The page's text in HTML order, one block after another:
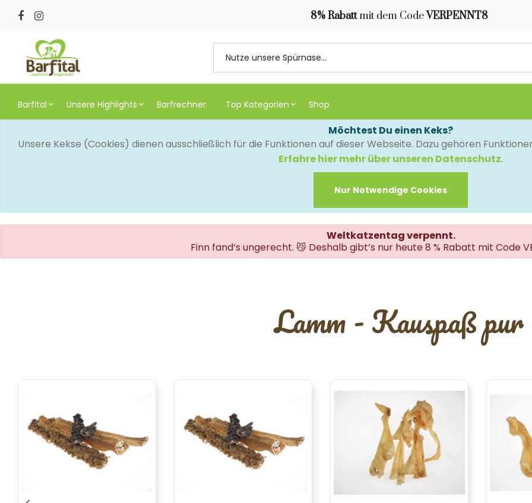
8% Rabattmit dem CodeVERPENNT8
Barfital Unsere Highlights Barfrechner Top Kategorien Shop
Möchtest Du einen Keks?
Unsere Kekse (Cookies) dienen ausschließlich für die Funktionen auf dieser Webseite. Dazu gehören
Erfahre hier mehr über unseren Datenschutz.
Nur Notwendige Cookies
Weltkatzentag verpennt.
Finn fand’s ungerecht. 😼 Deshalb gibt’s nur heute 8 % Rabatt mit Code
Lamm - Kauspaß pur